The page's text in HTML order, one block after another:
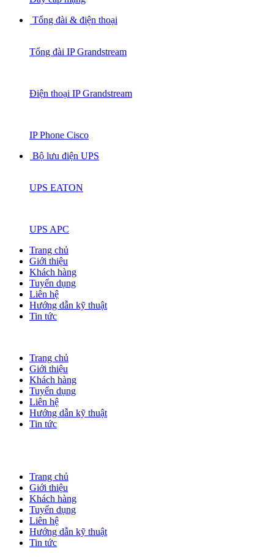
Tổng đài & điện thoại
Tổng đài IP Grandstream
Điện thoại IP Grandstream
IP Phone Cisco
Bộ lưu điện UPS
UPS EATON
UPS APC
Trang chủ
Giới thiệu
Khách hàng
Tuyển dụng
Liên hệ
Hướng dẫn kỹ thuật
Tin tức
Trang chủ
Giới thiệu
Khách hàng
Tuyển dụng
Liên hệ
Hướng dẫn kỹ thuật
Tin tức
Trang chủ
Giới thiệu
Khách hàng
Tuyển dụng
Liên hệ
Hướng dẫn kỹ thuật
Tin tức